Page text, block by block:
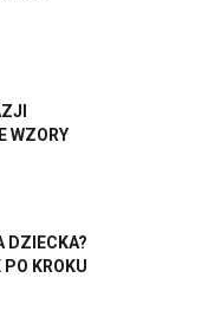
WZORY
DZIECKA?
KROKU